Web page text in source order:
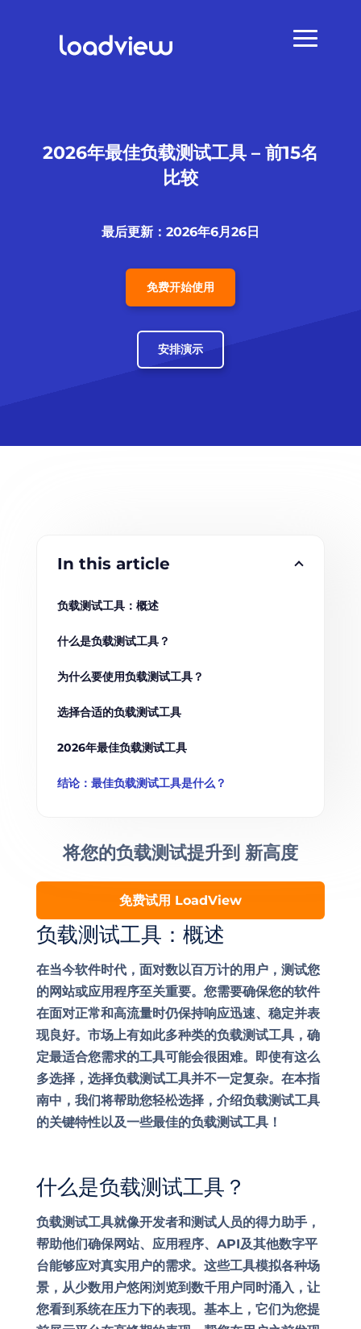
2026年最佳负载测试工具 – 前15名
比较
最后更新：2026年6月26日
免费开始使用
安排演示
负载测试工具：概述
在当今软件时代，面对数以百万计的用户，测试您
的网站或应用程序至关重要。您需要确保您的软件
在面对正常和高流量时仍保持响应迅速、稳定并表
现良好。市场上有如此多种类的负载测试工具，确
定最适合您需求的工具可能会很困难。即使有这么
多选择，选择负载测试工具并不一定复杂。在本指
南中，我们将帮助您轻松选择，介绍负载测试工具
的关键特性以及一些最佳的负载测试工具！
什么是负载测试工具？
负载测试工具就像开发者和测试人员的得力助手，
帮助他们确保网站、应用程序、API及其他数字平
台能够应对真实用户的需求。这些工具模拟各种场
景，从少数用户悠闲浏览到数千用户同时涌入，让
您看到系统在压力下的表现。基本上，它们为您提
In this article
负载测试工具：概述
什么是负载测试工具？
为什么要使用负载测试工具？
选择合适的负载测试工具
2026年最佳负载测试工具
结论：最佳负载测试工具是什么？
将您的负载测试提升到 新高度
免费试用 LoadView